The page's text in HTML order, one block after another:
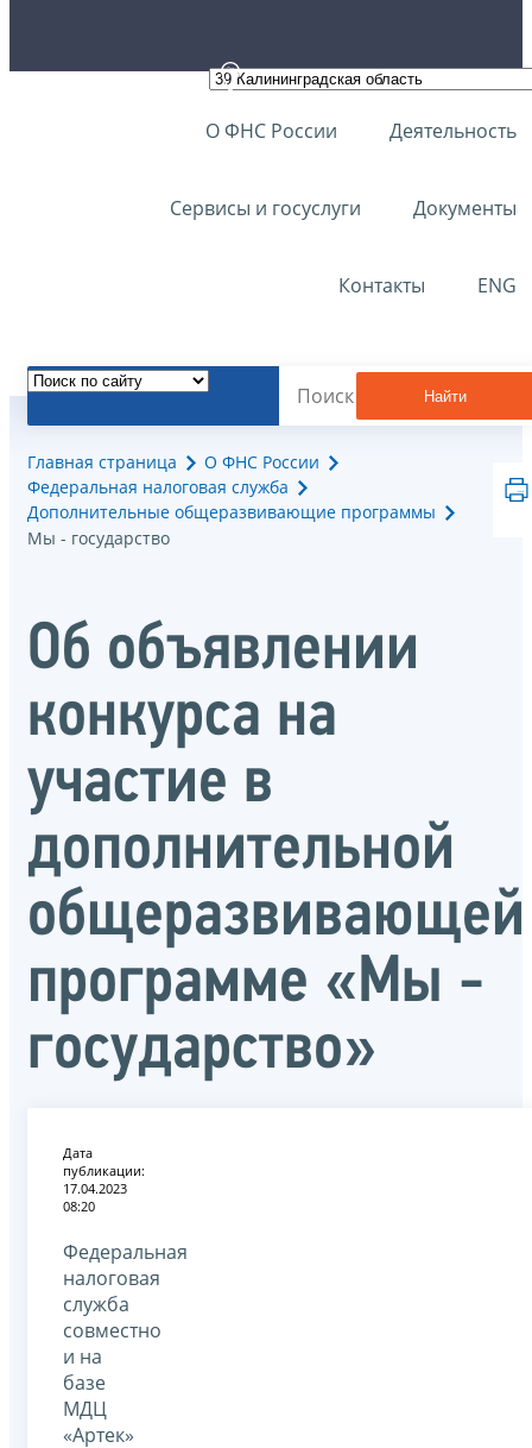
О ФНС России Деятельность
Сервисы и госуслуги Документы
Контакты ENG
Найти
Главная страница
О ФНС России
Федеральная налоговая служба
Дополнительные общеразвивающие программы
Мы - государство
Об объявлении
конкурса на
участие в
дополнительной
общеразвивающей
программе «Мы -
государство»
Дата
публикации:
17.04.2023
08:20
Федеральная
налоговая
служба
совместно
и на
базе
МДЦ
«Артек»